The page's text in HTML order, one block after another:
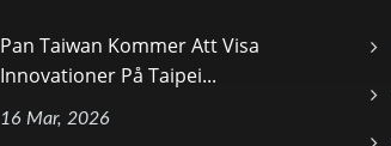
Pan Taiwan Kommer Att Visa
Innovationer På Taipei...
16 Mar, 2026